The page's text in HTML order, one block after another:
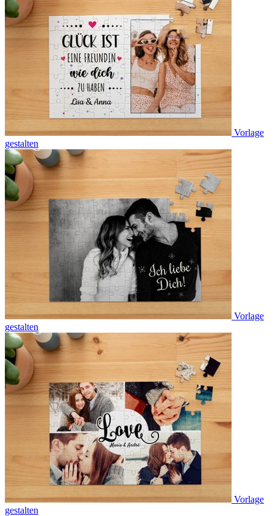
Vorlage
gestalten
Vorlage
gestalten
Vorlage
gestalten